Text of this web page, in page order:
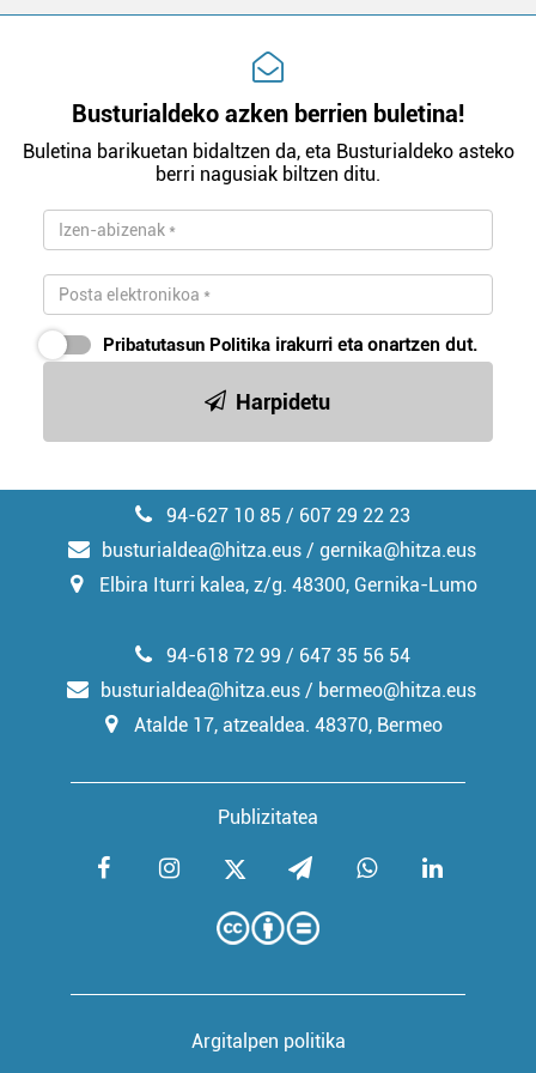
Busturialdeko azken berrien buletina!
Buletina barikuetan bidaltzen da, eta Busturialdeko asteko
berri nagusiak biltzen ditu.
Pribatutasun Politika irakurri eta onartzen dut.
Harpidetu
94-627 10 85 / 607 29 22 23
busturialdea@hitza.eus / gernika@hitza.eus
Elbira Iturri kalea, z/g. 48300, Gernika-Lumo
Publizitatea
94-618 72 99 / 647 35 56 54
busturialdea@hitza.eus / bermeo@hitza.eus
Atalde 17, atzealdea. 48370, Bermeo
Argitalpen politika